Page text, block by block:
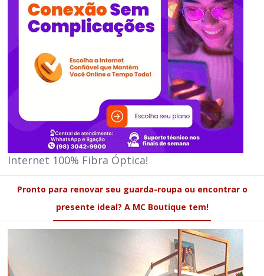
Internet 100% Fibra Óptica!
Pronto para renovar seu guarda-roupa ou encontrar o
presente ideal? A MC Boutique tem!